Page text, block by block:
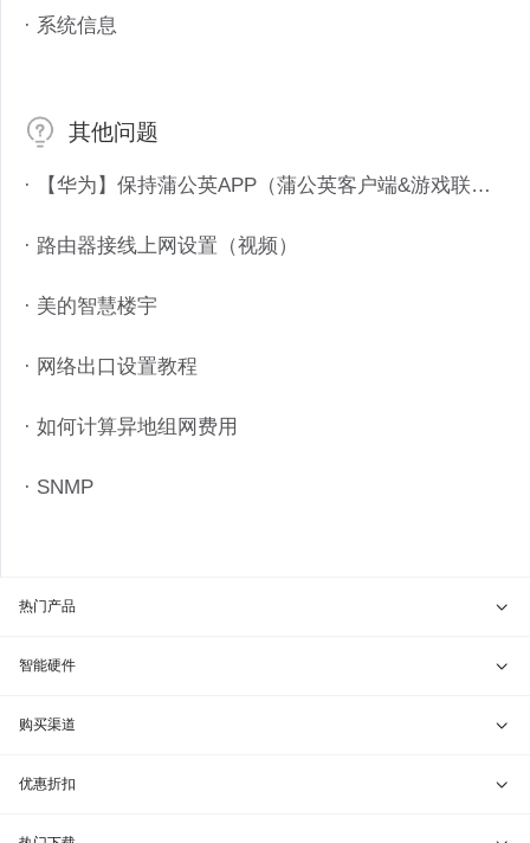
· 系统信息
其他问题
· 【华为】保持蒲公英APP（蒲公英客户端&游戏联机平台）在手机后台运行
· 路由器接线上网设置（视频）
· 美的智慧楼宇
· 网络出口设置教程
· 如何计算异地组网费用
· SNMP
热门产品
贝锐向日葵 · 远程控制
贝锐蒲公英 · 异地组网
贝锐花生壳 · 动态域名
贝锐洋葱头 · 协作无间
智能硬件
贝锐向日葵硬件
贝锐蒲公英硬件
贝锐花生壳硬件
购买渠道
天猫旗舰店
优惠折扣